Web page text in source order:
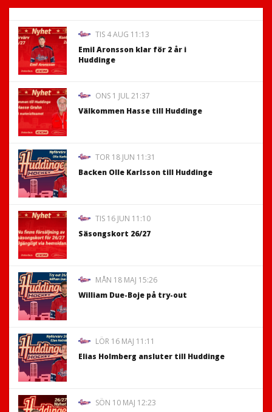
TIS 4 AUG 11:13
Emil Aronsson klar för 2 år i
Huddinge
ONS 1 JUL 21:37
Välkommen Hasse till Huddinge
TOR 18 JUN 11:31
Backen Olle Karlsson till Huddinge
TIS 16 JUN 11:10
Säsongskort 26/27
MÅN 18 MAJ 15:26
William Due-Boje på try-out
LÖR 16 MAJ 11:11
Elias Holmberg ansluter till Huddinge
SÖN 10 MAJ 12:23